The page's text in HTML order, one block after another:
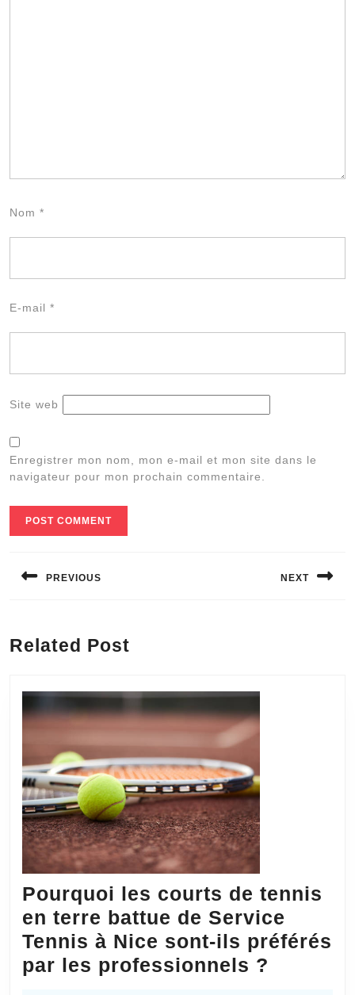
Nom *
E-mail *
Site web
Enregistrer mon nom, mon e-mail et mon site dans le
navigateur pour mon prochain commentaire.
de
PREVIOUS
post:
NEXT
Related Post
Pourquoi les courts de tennis
en terre battue de Service
Tennis à Nice sont-ils préférés
par les professionnels ?